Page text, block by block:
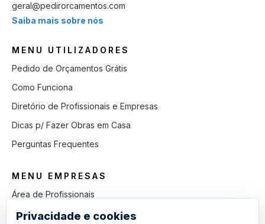
geral@pedirorcamentos.com
Saiba mais sobre nós
MENU UTILIZADORES
Pedido de Orçamentos Grátis
Como Funciona
Diretório de Profissionais e Empresas
Dicas p/ Fazer Obras em Casa
Perguntas Frequentes
MENU EMPRESAS
Área de Profissionais
Como Funciona
Privacidade e cookies